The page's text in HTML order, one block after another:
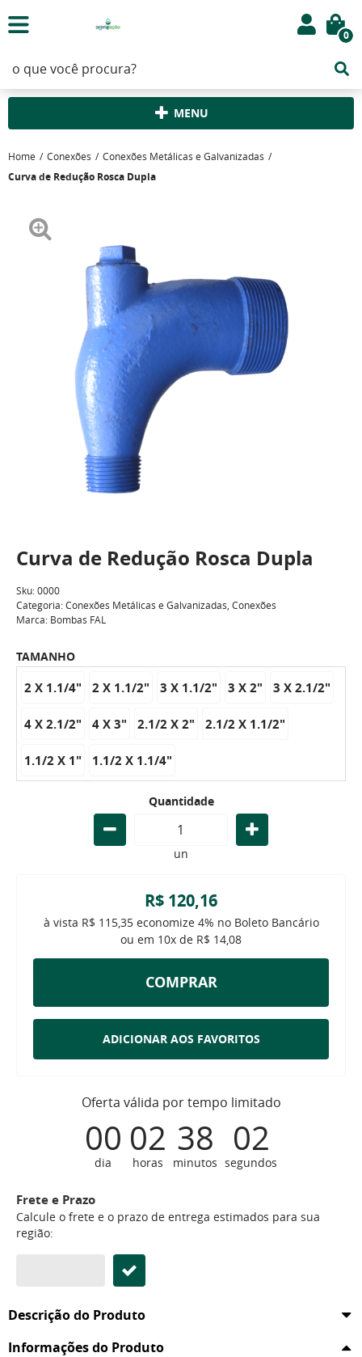
0
MENU
Home Conexões Conexões Metálicas e Galvanizadas
Curva de Redução Rosca Dupla
Curva de Redução Rosca Dupla
Sku:0000
Categoria:Conexões Metálicas e Galvanizadas, Conexões
Marca: Bombas FAL
TAMANHO
2 X 1.1/4" 2 X 1.1/2" 3 X 1.1/2" 3 X 2" 3 X 2.1/2"
4 X 2.1/2" 4 X 3" 2.1/2 X 2" 2.1/2 X 1.1/2"
1.1/2 X 1" 1.1/2 X 1.1/4"
Quantidade
un
R$ 120,16
à vista R$ 115,35economize 4% no Boleto Bancário
ou em 10x de R$ 14,08
COMPRAR
ADICIONAR AOS FAVORITOS
Oferta válida por tempo limitado
00
dia
02
horas
38
minutos
02
segundos
Frete e Prazo
Calcule o frete e o prazo de entrega estimados para sua
região:
Descrição do Produto
Informações do Produto